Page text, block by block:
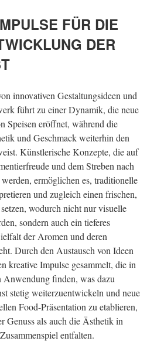
FÜR DIE
DER
innovativen Gestaltungsideen und
führt zu einer Dynamik, die neue
Speisen eröffnet, während die
und Geschmack weiterhin den
Künstlerische Konzepte, die auf
und dem Streben nach
ermöglichen es, traditionelle
und zugleich einen frischen,
wodurch nicht nur visuelle
sondern auch ein tieferes
der Aromen und deren
Durch den Austausch von Ideen
kreative Impulse gesammelt, die in
Anwendung finden, was dazu
stetig weiterzuentwickeln und neue
Food-Präsentation zu etablieren,
Genuss als auch die Ästhetik in
entfalten.